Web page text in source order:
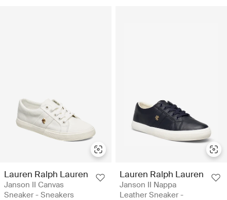
Lauren Ralph Lauren
Janson II Canvas
Sneaker - Sneakers
Lauren Ralph Lauren
Janson II Nappa
Leather Sneaker -